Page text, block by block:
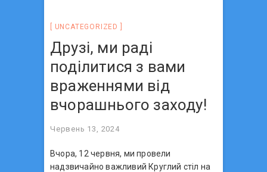
UNCATEGORIZED
Друзі, ми раді
поділитися з вами
враженнями від
вчорашнього заходу!
Червень 13, 2024
Вчора, 12 червня, ми провели
надзвичайно важливий Круглий стіл на